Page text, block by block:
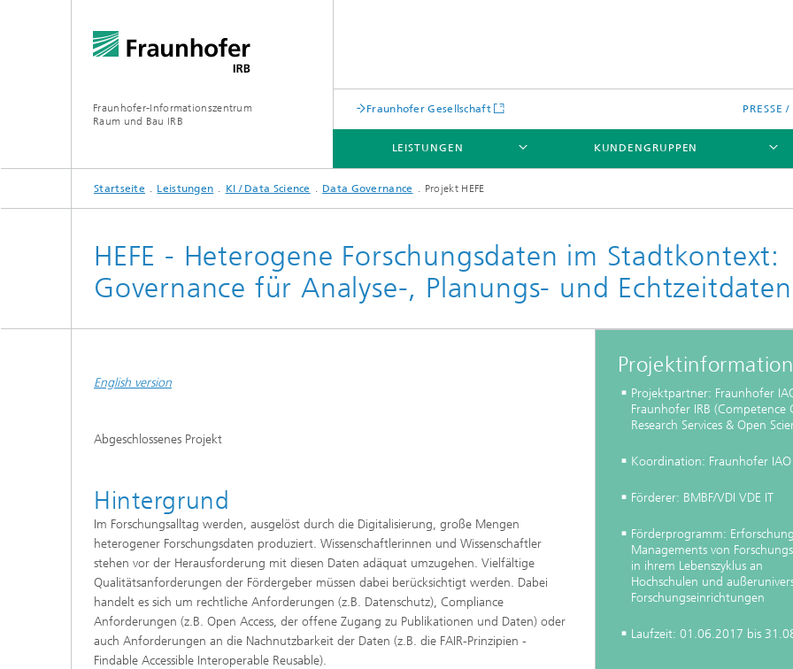
Fraunhofer-Informationszentrum
Raum und Bau IRB
Fraunhofer Gesellschaft PRESSE
LEISTUNGEN
LEISTUNGEN
KUNDENGRUPPEN
KUNDENGRUPPEN
Startseite Leistungen KI / Data Science Data Governance Projekt HEFE
HEFE - Heterogene Forschungsdaten im Stadtkontext:
Governance für Analyse-, Planungs- und Echtzeitdaten
English version
Abgeschlossenes Projekt
Hintergrund
Im Forschungsalltag werden, ausgelöst durch die Digitalisierung, große Mengen
heterogener Forschungsdaten produziert. Wissenschaftlerinnen und Wissenschaftler
stehen vor der Herausforderung mit diesen Daten adäquat umzugehen. Vielfältige
Qualitätsanforderungen der Fördergeber müssen dabei berücksichtigt werden. Dabei
handelt es sich um rechtliche Anforderungen (z.B. Datenschutz), Compliance
Anforderungen (z.B. Open Access, der offene Zugang zu Publikationen und Daten) oder
auch Anforderungen an die Nachnutzbarkeit der Daten (z.B. die FAIR-Prinzipien -
Findable Accessible Interoperable Reusable).
Projektpartner: Fraunhofer
Fraunhofer IRB (Competence
Research Services & Open
Koordination: Fraunhofer IAO
Förderer: BMBF/VDI VDE IT
Förderprogramm:
Managements von
in ihrem Lebenszyklus an
Hochschulen und
Forschungseinrichtungen
Laufzeit: 01.06.2017 bis